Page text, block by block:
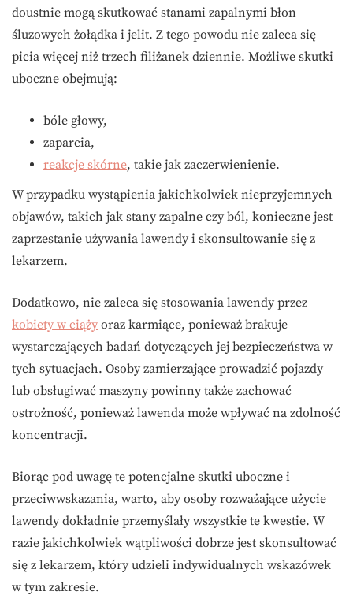
doustnie mogą skutkować stanami zapalnymi błon
śluzowych żołądka i jelit. Z tego powodu nie zaleca się
picia więcej niż trzech filiżanek dziennie. Możliwe skutki
uboczne obejmują:
bóle głowy,
zaparcia,
reakcje skórne, takie jak zaczerwienienie.
W przypadku wystąpienia jakichkolwiek nieprzyjemnych
objawów, takich jak stany zapalne czy ból, konieczne jest
zaprzestanie używania lawendy i skonsultowanie się z
lekarzem.
Dodatkowo, nie zaleca się stosowania lawendy przez
kobiety w ciąży oraz karmiące, ponieważ brakuje
wystarczających badań dotyczących jej bezpieczeństwa w
tych sytuacjach. Osoby zamierzające prowadzić pojazdy
lub obsługiwać maszyny powinny także zachować
ostrożność, ponieważ lawenda może wpływać na zdolność
koncentracji.
Biorąc pod uwagę te potencjalne skutki uboczne i
przeciwwskazania, warto, aby osoby rozważające użycie
lawendy dokładnie przemyślały wszystkie te kwestie. W
razie jakichkolwiek wątpliwości dobrze jest skonsultować
się z lekarzem, który udzieli indywidualnych wskazówek
w tym zakresie.